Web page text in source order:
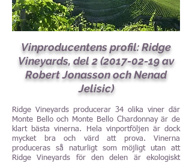
Vinproducentens profil: Ridge
Vineyards, del 2 (2017-02-19av
Robert Jonasson och Nenad
Jelisic)
Ridge Vineyards producerar 34 olika viner där
Monte Bello och Monte Bello Chardonnay är de
klart bästa vinerna. Hela vinportföljen är dock
mycket bra och värd att prova. Vinerna
produceras så naturligt som möjligt utan att
Ridge Vineyards för den delen är ekologiskt